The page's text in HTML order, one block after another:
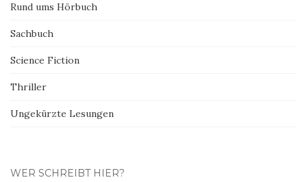
Rund ums Hörbuch
Sachbuch
Science Fiction
Thriller
Ungekürzte Lesungen
WER SCHREIBT HIER?